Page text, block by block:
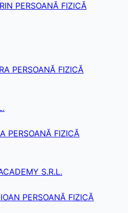
PERSOANĂ FIZICĂ
PERSOANĂ FIZICĂ
PERSOANĂ FIZICĂ
S.R.L.
PERSOANĂ FIZICĂ